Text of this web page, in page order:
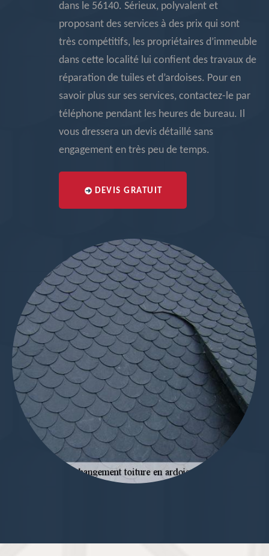
dans le 56140. Sérieux, polyvalent et
proposant des services à des prix qui sont
très compétitifs, les propriétaires d’immeuble
dans cette localité lui confient des travaux de
réparation de tuiles et d’ardoises. Pour en
savoir plus sur ses services, contactez-le par
téléphone pendant les heures de bureau. Il
vous dressera un devis détaillé sans
engagement en très peu de temps.
DEVIS GRATUIT